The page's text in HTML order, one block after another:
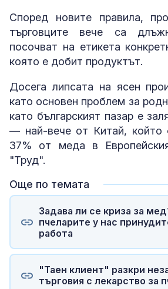
Според новите правила,
търговците вече са
посочват на етикета
която е добит продуктът.
Досега липсата на ясен
като основен проблем за
като българският пазар е
— най-вече от Китай, който
37% от меда в
"Труд".
Още по темата
Задава ли се криза за
пчеларите у нас
работа
"Таен клиент" разкри
търговия с лекарство за